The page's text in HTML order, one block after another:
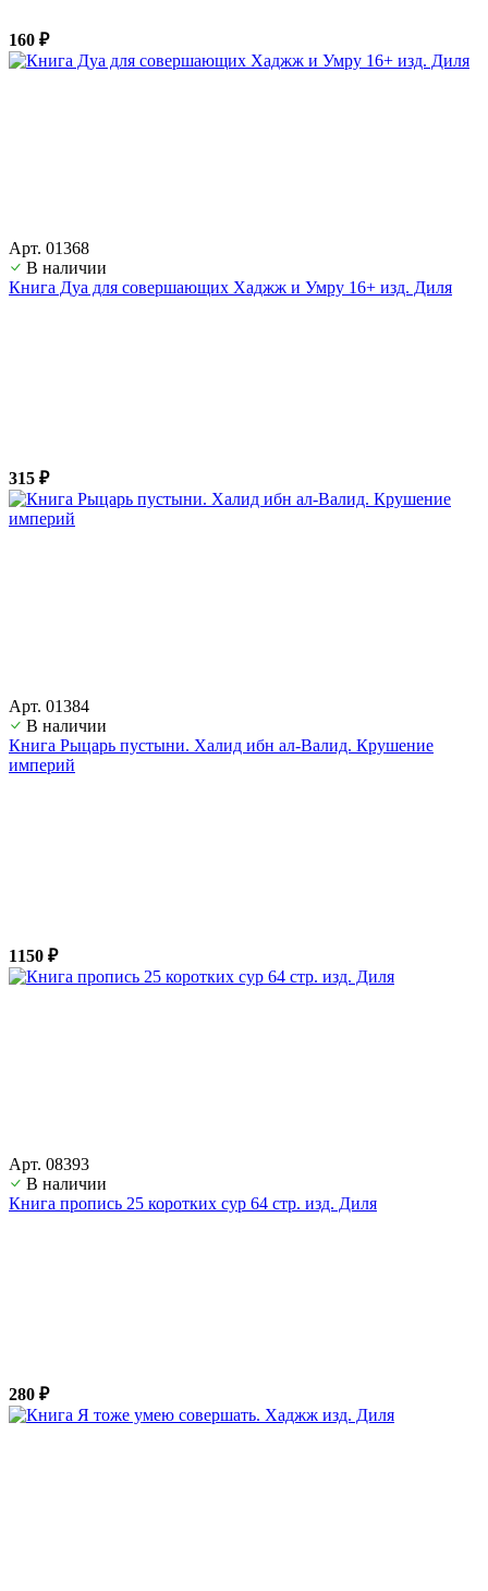
160 ₽
Арт. 01368
В наличии
Книга Дуа для совершающих Хаджж и Умру 16+ изд. Диля
315 ₽
Арт. 01384
В наличии
Книга Рыцарь пустыни. Халид ибн ал-Валид. Крушение
империй
1150 ₽
Арт. 08393
В наличии
Книга пропись 25 коротких сур 64 стр. изд. Диля
280 ₽